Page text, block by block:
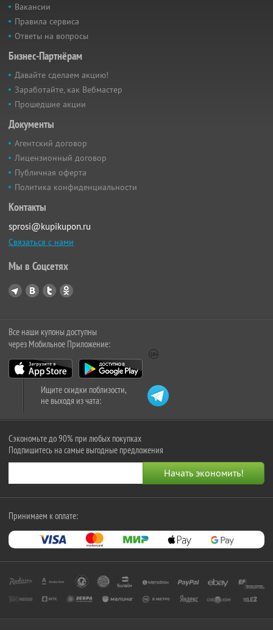
Вакансии
Правила сервиса
Ответы на вопросы
Бизнес-Партнёрам
Давайте сделаем акцию!
Заработайте, как Вебмастер
Прошедшие акции
Документы
Агентский договор
Лицензионный договор
Публичная оферта
Политика конфиденциальности
Контакты
sprosi@kupikupon.ru
Связаться с нами
Мы в Соцсетях
Все наши купоны доступны
через Мобильное Приложение:
Ищите скидки поблизости,
не выходя из чата:
Сэкономьте до 90% при любых покупках
Подпишитесь на самые выгодные предложения
Принимаем к оплате: